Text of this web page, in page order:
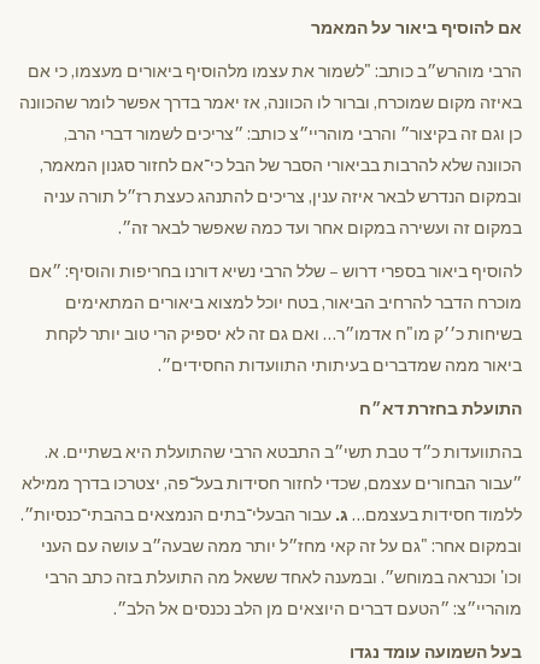
אם להוסיף ביאור על המאמר
הרבי מוהרש״ב כותב: "לשמור את עצמו מלהוסיף ביאורים מעצמו, כי אם
באיזה מקום שמוכרח, וברור לו הכוונה, אז יאמר בדרך אפשר לומר שהכוונה
כן וגם זה בקיצור״ והרבי מוהריי״צ כותב: ״צריכים לשמור דברי הרב,
הכוונה שלא להרבות בביאורי הסבר של הבל כי־אם לחזור סגנון המאמר,
ובמקום הנדרש לבאר איזה ענין, צריכים להתנהג כעצת רז״ל תורה עניה
במקום זה ועשירה במקום אחר ועד כמה שאפשר לבאר זה״.
להוסיף ביאור בספרי דרוש – שלל הרבי נשיא דורנו בחריפות והוסיף: ״אם
מוכרח הדבר להרחיב הביאור, בטח יוכל למצוא ביאורים המתאימים
בשיחות כ׳׳ק מו"ח אדמו״ר… ואם גם זה לא יספיק הרי טוב יותר לקחת
ביאור ממה שמדברים בעיתותי התוועדות החסידים״.
התועלת בחזרת דא״ח
בהתוועדות כ״ד טבת תשי״ב התבטא הרבי שהתועלת היא בשתיים. א.
״עבור הבחורים עצמם, שכדי לחזור חסידות בעל־פה, יצטרכו בדרך ממילא
ללמוד חסידות בעצמם… ג. עבור הבעלי־בתים הנמצאים בהבתי־כנסיות״.
ובמקום אחר: "גם על זה קאי מחז״ל יותר ממה שבעה״ב עושה עם העני
וכו' וכנראה במוחש״. ובמענה לאחד ששאל מה התועלת בזה כתב הרבי
מוהריי״צ: ״הטעם דברים היוצאים מן הלב נכנסים אל הלב״.
בעל השמועה עומד נגדו